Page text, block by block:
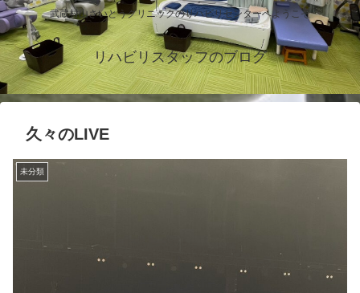
武蔵村山さいとうクリニックのリハビリセンターへようこそ
リハビリスタッフのブログ
久々のLIVE
未分類